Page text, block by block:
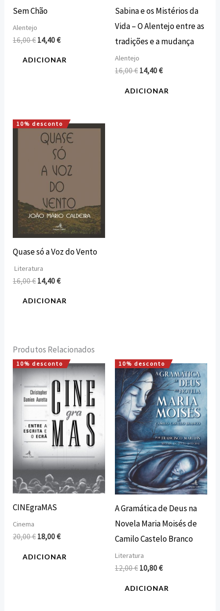
Sem Chão
Alentejo
16,00€ 14,40€
ADICIONAR
Sabina e os Mistérios da
Vida – O Alentejo entre as
tradições e a mudança
Alentejo
16,00€ 14,40€
ADICIONAR
10% desconto
Quase só a Voz do Vento
Literatura
16,00€
O
preço
original
16,00 €.
14,40€
O
preço
atual
é:
14,40 €.
ADICIONAR
Produtos Relacionados
10% desconto
CINEgraMAS
Cinema
20,00€
O
preço
original
era:
20,00 €.
18,00€
O
preço
atual
é:
18,00 €.
ADICIONAR
10% desconto
A Gramática de Deus na
Novela Maria Moisés de
Camilo Castelo Branco
Literatura
12,00€
O
preço
original
era:
12,00 €.
10,80€
O
preço
atual
é:
10,80 €.
ADICIONAR